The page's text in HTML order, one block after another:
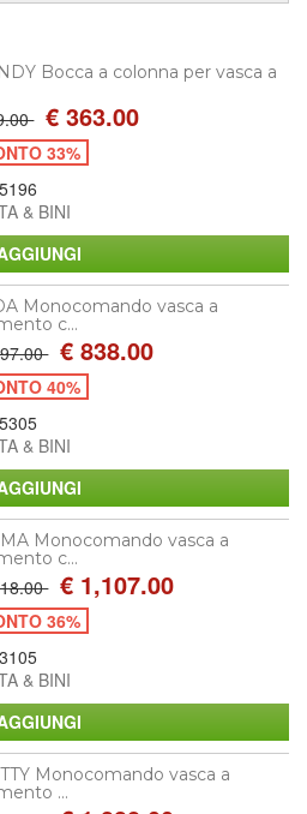
Bocca a colonna per vasca a
€ 363.00
33%
& BINI
Monocomando vasca a
c...
€ 838.00
40%
& BINI
Monocomando vasca a
c...
€ 1,107.00
36%
& BINI
Monocomando vasca a
...